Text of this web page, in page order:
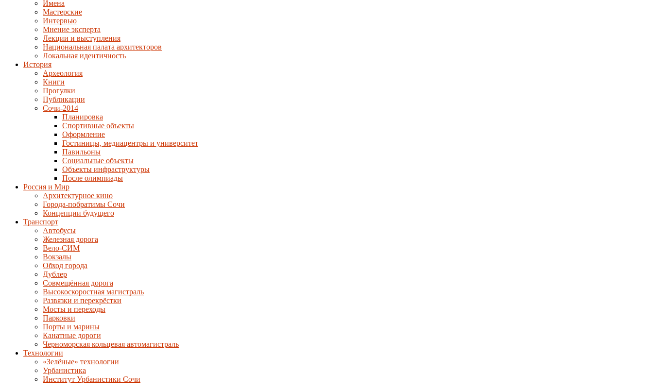
Имена
Мастерские
Интервью
Мнение эксперта
Лекции и выступления
Национальная палата архитекторов
Локальная идентичность
История
Археология
Книги
Прогулки
Публикации
Сочи-2014
Планировка
Спортивные объекты
Оформление
Гостиницы, медиацентры и университет
Павильоны
Социальные объекты
Объекты инфраструктуры
После олимпиады
Россия и Мир
Архитектурное кино
Города-побратимы Сочи
Концепции будущего
Транспорт
Автобусы
Железная дорога
Вело-СИМ
Вокзалы
Обход города
Дублер
Совмещённая дорога
Высокоскоростная магистраль
Развязки и перекрёстки
Мосты и переходы
Парковки
Порты и марины
Канатные дороги
Черноморская кольцевая автомагистраль
Технологии
«Зелёные» технологии
Урбанистика
Институт Урбанистики Сочи